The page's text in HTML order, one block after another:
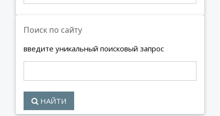
Поиск по сайту
введите уникальный поисковый запрос
НАЙТИ